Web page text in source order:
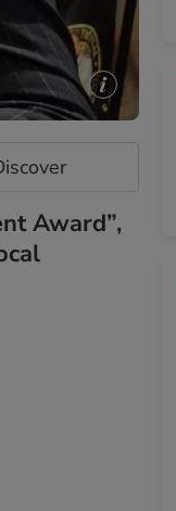
Award”,